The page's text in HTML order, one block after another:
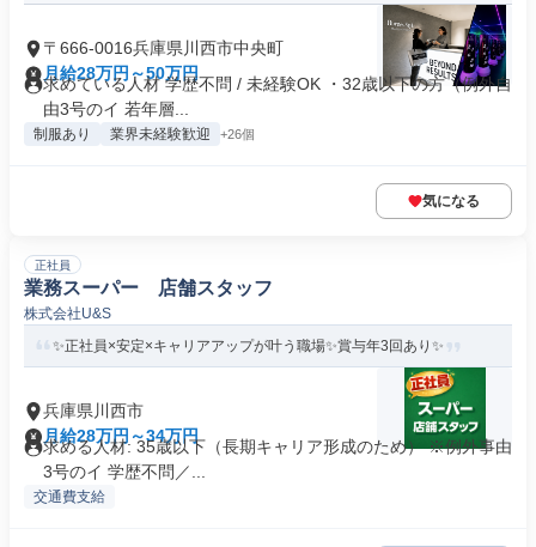
〒666-0016兵庫県川西市中央町
月給28万円～50万円
求めている人材 学歴不問 / 未経験OK ・32歳以下の方（例外自
由3号のイ 若年層...
制服あり 業界未経験歓迎 +26個
気になる
正社員
業務スーパー 店舗スタッフ
株式会社U&S
✨正社員×安定×キャリアアップが叶う職場✨賞与年3回あり✨
兵庫県川西市
月給28万円～34万円
求める人材: 35歳以下（長期キャリア形成のため） ※例外事由
3号のイ 学歴不問／...
交通費支給